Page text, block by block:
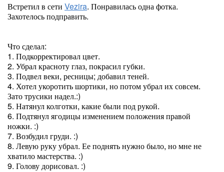
Встретил в сети Vezira. Понравилась одна фотка.
Захотелось подправить.
Что сделал:
1. Подкорректировал цвет.
2. Убрал красноту глаз, покрасил губки.
3. Подвел веки, ресницы; добавил теней.
4. Хотел укоротить шортики, но потом убрал их совсем.
Зато трусики надел.:)
5. Натянул колготки, какие были под рукой.
6. Подтянул ягодицы изменением положения правой
ножки. :)
7. Возбудил груди. :)
8. Левую руку убрал. Ее поднять нужно было, но мне не
хватило мастерства. :)
9. Голову дорисовал. :)